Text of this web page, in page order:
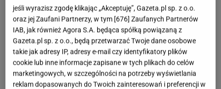
Szlifowała umiejętności taneczne takich sław jak
Piotr Gruszka czyMarcin Miller. W związek ze
znanym choreografem weszła nieco wcześniej, bo w
2006 roku, jednak ta relacja nie przetrwała próby
czasu. Owocem miłościtancerzyjest córka Carmen
Egurrola.
jeśli wyrazisz zgodę klikając „Akceptuję”, Gazeta.pl sp. z o.o.
oraz jej Zaufani Partnerzy, w tym [676] Zaufanych Partnerów
IAB, jak również Agora S.A. będąca spółką powiązaną z
Gazeta.pl sp. z o.o., będą przetwarzać Twoje dane osobowe
takie jak adresy IP, adresy e-mail czy identyfikatory plików
cookie lub inne informacje zapisane w tych plikach do celów
marketingowych, w szczególności na potrzeby wyświetlania
reklam dopasowanych do Twoich zainteresowań i preferencji w